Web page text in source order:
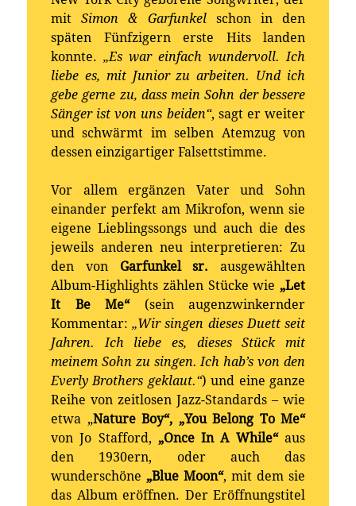
mitSimon & Garfunkelschon in den
späten Fünfzigern erste Hits landen
konnte. „Es war einfach wundervoll. Ich
liebe es, mit Junior zu arbeiten. Und ich
gebe gerne zu, dass mein Sohn der bessere
Sänger ist von uns beiden“, sagt er weiter
und schwärmt im selben Atemzug von
dessen einzigartiger Falsettstimme.
Vor allem ergänzen Vater und Sohn
einander perfekt am Mikrofon, wenn sie
eigene Lieblingssongs und auch die des
jeweils anderen neu interpretieren: Zu
den von Garfunkel sr. ausgewählten
Album-Highlights zählen Stücke wie „Let
It Be Me“(sein augenzwinkernder
Kommentar:„Wir singen dieses Duett seit
Jahren. Ich liebe es, dieses Stück mit
meinem Sohn zu singen. Ich hab’s von den
Everly Brothers geklaut.“) und eine ganze
Reihe von zeitlosen Jazz-Standards – wie
etwa „Nature Boy“, „You Belong To Me“
von Jo Stafford, „Once In A While“aus
den 1930ern, oder auch das
wunderschöne „Blue Moon“, mit dem sie
das Album eröffnen. Der Eröffnungstitel